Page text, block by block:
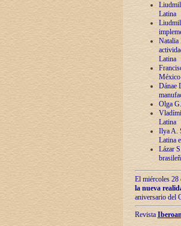
Latina
Natalia
Latina
México
Dánae
Olga
Latina
Ilya A.
Latina
Lázar
El miércoles 28
la nueva
aniversario del
Revista